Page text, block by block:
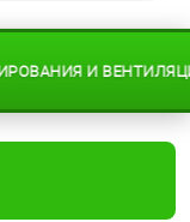
И ВЕНТИЛЯЦИИ